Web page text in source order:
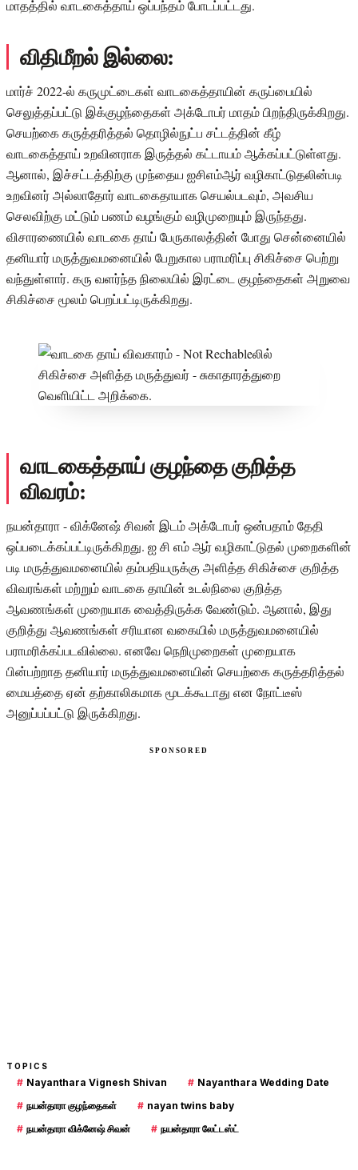
மாதத்தில் வாடகைத்தாய் ஒப்பந்தம் போடப்பட்டது.
விதிமீறல் இல்லை:
மார்ச் 2022-ல் கருமுட்டைகள் வாடகைத்தாயின் கருப்பையில்
செலுத்தப்பட்டு இக்குழந்தைகள் அக்டோபர் மாதம் பிறந்திருக்கிறது.
செயற்கை கருத்தரித்தல் தொழில்நுட்ப சட்டத்தின் கீழ்
வாடகைத்தாய் உறவினராக இருத்தல் கட்டாயம் ஆக்கப்பட்டுள்ளது.
ஆனால், இச்சட்டத்திற்கு முந்தைய ஐசிஎம்ஆர் வழிகாட்டுதலின்படி
உறவினர் அல்லாதோர் வாடகைதாயாக செயல்படவும், அவசிய
செலவிற்கு மட்டும் பணம் வழங்கும் வழிமுறையும் இருந்தது.
விசாரணையில் வாடகை தாய் பேருகாலத்தின் போது சென்னையில்
தனியார் மருத்துவமனையில் பேறுகால பராமரிப்பு சிகிச்சை பெற்று
வந்துள்ளார். கரு வளர்ந்த நிலையில் இரட்டை குழந்தைகள் அறுவை
சிகிச்சை மூலம் பெறப்பட்டிருக்கிறது.
வாடகைத்தாய் குழந்தை குறித்த
விவரம்:
நயன்தாரா - விக்னேஷ் சிவன் இடம் அக்டோபர் ஒன்பதாம் தேதி
ஒப்படைக்கப்பட்டிருக்கிறது. ஐ சி எம் ஆர் வழிகாட்டுதல் முறைகளின்
படி மருத்துவமனையில் தம்பதியருக்கு அளித்த சிகிச்சை குறித்த
விவரங்கள் மற்றும் வாடகை தாயின் உடல்நிலை குறித்த
ஆவணங்கள் முறையாக வைத்திருக்க வேண்டும். ஆனால், இது
குறித்து ஆவணங்கள் சரியான வகையில் மருத்துவமனையில்
பராமரிக்கப்படவில்லை. எனவே நெறிமுறைகள் முறையாக
பின்பற்றாத தனியார் மருத்துவமனையின் செயற்கை கருத்தரித்தல்
மையத்தை ஏன் தற்காலிகமாக மூடக்கூடாது என நோட்டீஸ்
அனுப்பப்பட்டு இருக்கிறது.
TOPICS
# Nayanthara Vignesh Shivan # Nayanthara Wedding Date
# நயன்தாரா குழந்தைகள் # nayan twins baby
# நயன்தாரா விக்னேஷ் சிவன் # நயன்தாரா லேட்டஸ்ட்